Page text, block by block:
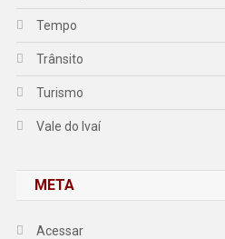
Tempo
Trânsito
Turismo
Vale do Ivaí
META
Acessar